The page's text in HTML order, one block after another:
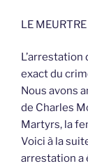
LE
exact du
Nous avons
de Charles
Martyrs, la
Voici à la
arrestation a